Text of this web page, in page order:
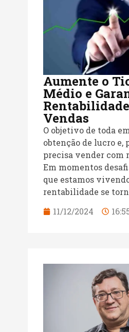
Aumente o
Médio e
Vendas
O objetivo de toda
obtenção de lucro e,
precisa vender com
Em momentos
que estamos
rentabilidade se
11/12/2024